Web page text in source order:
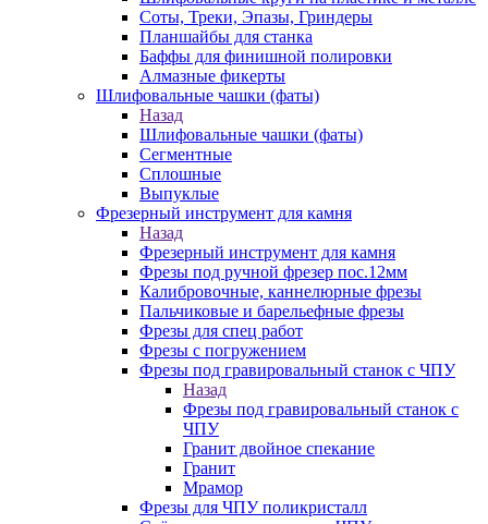
Соты, Треки, Эпазы, Гриндеры
Планшайбы для станка
Баффы для финишной полировки
Алмазные фикерты
Шлифовальные чашки (фаты)
Назад
Шлифовальные чашки (фаты)
Сегментные
Сплошные
Выпуклые
Фрезерный инструмент для камня
Назад
Фрезерный инструмент для камня
Фрезы под ручной фрезер пос.12мм
Калибровочные, каннелюрные фрезы
Пальчиковые и барельефные фрезы
Фрезы для спец работ
Фрезы с погружением
Фрезы под гравировальный станок с ЧПУ
Назад
Фрезы под гравировальный станок с
ЧПУ
Гранит двойное спекание
Гранит
Мрамор
Фрезы для ЧПУ поликристалл